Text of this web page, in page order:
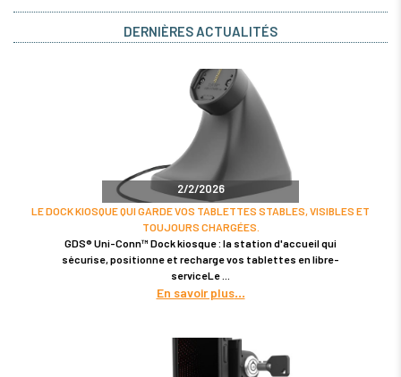
DERNIÈRES ACTUALITÉS
2/2/2026
LE DOCK KIOSQUE QUI GARDE VOS TABLETTES STABLES, VISIBLES ET
TOUJOURS CHARGÉES.
GDS® Uni-Conn™ Dock kiosque : la station d'accueil qui
sécurise, positionne et recharge vos tablettes en libre-
serviceLe
En savoir plus